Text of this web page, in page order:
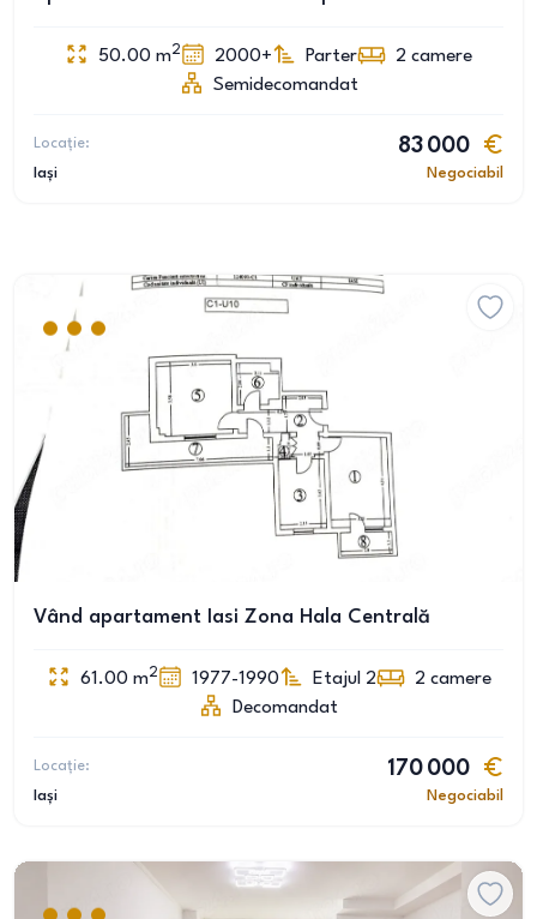
50.00 m2 2000+ Parter 2 camere
Semidecomandat
Locație:
Iași
83 000
Negociabil
Vând apartament Iasi Zona Hala Centrală
61.00 m2 1977-1990 Etajul 2 2 camere
Decomandat
Locație:
Iași
170 000
Negociabil